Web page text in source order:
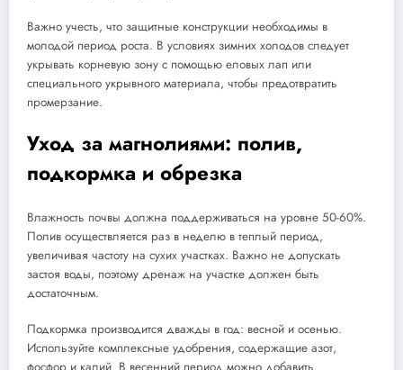
Важно учесть, что защитные конструкции необходимы в
молодой период роста. В условиях зимних холодов следует
укрывать корневую зону с помощью еловых лап или
специального укрывного материала, чтобы предотвратить
промерзание.
Уход за магнолиями: полив,
подкормка и обрезка
Влажность почвы должна поддерживаться на уровне 50-60%.
Полив осуществляется раз в неделю в теплый период,
увеличивая частоту на сухих участках. Важно не допускать
застоя воды, поэтому дренаж на участке должен быть
достаточным.
Подкормка производится дважды в год: весной и осенью.
Используйте комплексные удобрения, содержащие азот,